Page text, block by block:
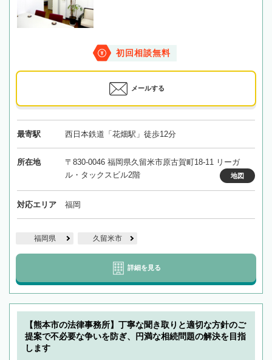
初回相談無料
メールする
最寄駅 西日本鉄道「花畑駅」徒歩12分
所在地
〒830-0046 福岡県久留米市原古賀町18-11 リーガ
ル・タックスビル2階
地図
対応エリア 福岡
福岡県 久留米市
詳細を見る
【熊本市の法律事務所】丁寧な聞き取りと適切な方針のご
提案で不必要な争いを防ぎ、円満な相続問題の解決を目指
します